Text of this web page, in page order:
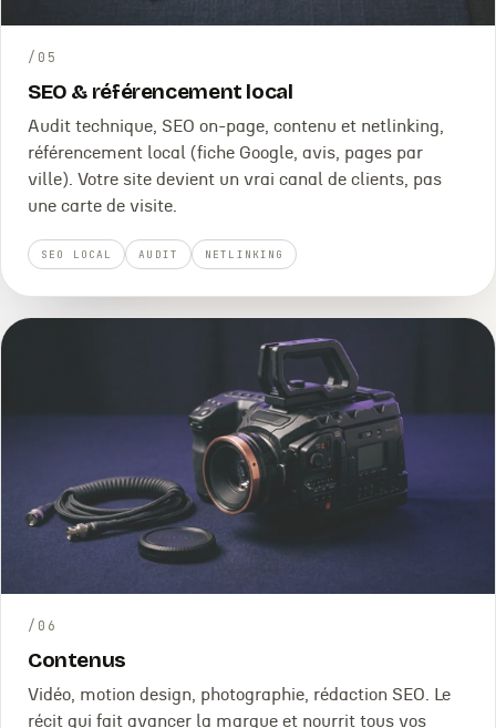
/ 05
SEO & référencement local
Audit technique, SEO on-page, contenu et netlinking,
référencement local (fiche Google, avis, pages par
ville). Votre site devient un vrai canal de clients, pas
une carte de visite.
SEO LOCAL AUDIT NETLINKING
/ 06
Contenus
Vidéo, motion design, photographie, rédaction SEO. Le
récit qui fait avancer la marque et nourrit tous vos